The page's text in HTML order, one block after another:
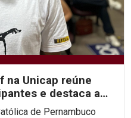
na Unicap reúne
e destaca a
de Pernambuco